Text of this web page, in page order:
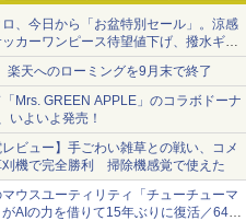
、今日から「お盆特別セール」。涼感
ッカーワンピース待望値下げ、撥水ギア
は1990円に
楽天へのローミングを9月末で終了
「Mrs. GREEN APPLE」のコラボドーナ
いよいよ発売！
レビュー】手ごわい雑草との戦い、コメ
刈機で完全勝利 掃除機感覚で使えた
ウスユーティリティ「チューチューマ
がAIの力を借りて15年ぶりに復活／64bit